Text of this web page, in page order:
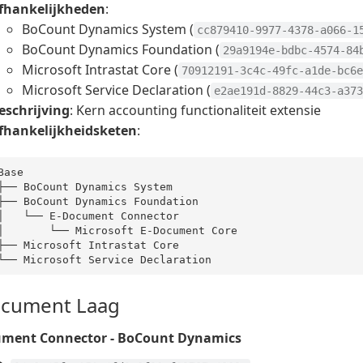
:
BoCount Dynamics System ( cc879410-9977-4378-a066-
BoCount Dynamics Foundation ( 29a9194e-bdbc-4574-
Microsoft Intrastat Core ( 70912191-3c4c-49fc-a1de-
Microsoft Service Declaration ( e2ae191d-8829-44c3-
: Kern accounting functionaliteit extensie
:
├── BoCount Dynamics
System
├── BoCount Dynamics Foundation
│   └── E-Document Connector
│       └── Microsoft E-Document Core
├── Microsoft Intrastat Core
└── Microsoft Service
Laag
Connector - BoCount Dynamics